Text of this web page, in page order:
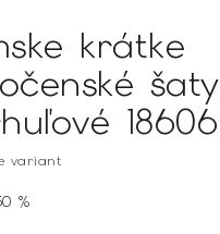
krátke
šaty
18606
variant
%